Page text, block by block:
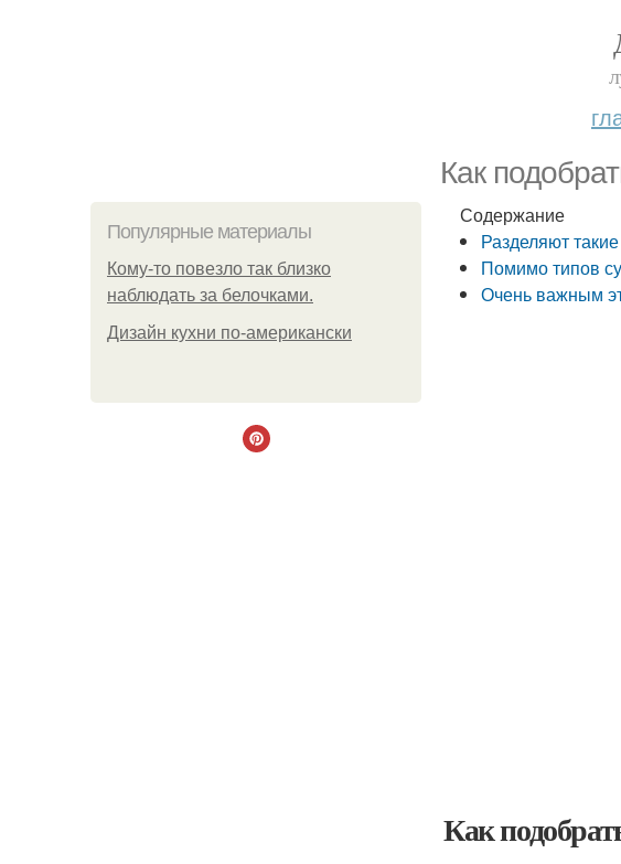
Как
Популярные материалы
Кому-то повезло так близко
наблюдать за белочками.
Дизайн кухни по-американски
Содержание
Разделяют
Помимо типов
Очень важным
Как